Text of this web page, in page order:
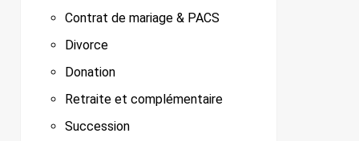
Contrat de mariage & PACS
Divorce
Donation
Retraite et complémentaire
Succession